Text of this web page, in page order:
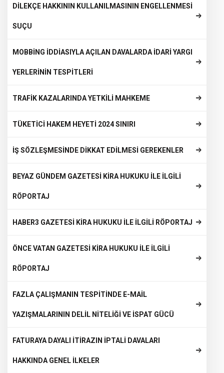
DİLEKÇE HAKKININ KULLANILMASININ ENGELLENMESİ
SUÇU
MOBBİNG İDDİASIYLA AÇILAN DAVALARDA İDARİ YARGI
YERLERİNİN TESPİTLERİ
TRAFİK KAZALARINDA YETKİLİ MAHKEME
TÜKETİCİ HAKEM HEYETİ 2024 SINIRI
İŞ SÖZLEŞMESİNDE DİKKAT EDİLMESİ GEREKENLER
BEYAZ GÜNDEM GAZETESİ KİRA HUKUKU İLE İLGİLİ
RÖPORTAJ
HABER3 GAZETESİ KİRA HUKUKU İLE İLGİLİ RÖPORTAJ
ÖNCE VATAN GAZETESİ KİRA HUKUKU İLE İLGİLİ
RÖPORTAJ
FAZLA ÇALIŞMANIN TESPİTİNDE E-MAİL
YAZIŞMALARININ DELİL NİTELİĞİ VE İSPAT GÜCÜ
FATURAYA DAYALI İTİRAZIN İPTALİ DAVALARI
HAKKINDA GENEL İLKELER